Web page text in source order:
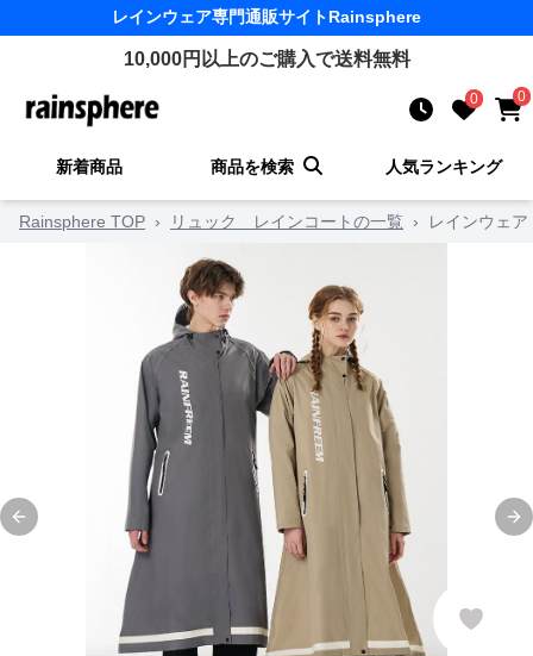
レインウェア専門通販サイトRainsphere
10,000円以上のご購入で送料無料
0 0
新着商品 商品を検索 人気ランキング
Rainsphere TOP › リュック レインコートの一覧 › レインウェ
Previous slide